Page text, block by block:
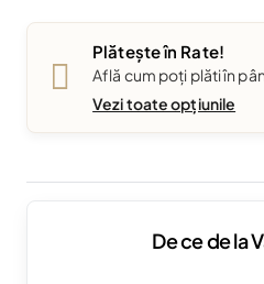
Plătește în Rate!
Află cum poți plăti în
Vezi toate opțiunile
De ce de la